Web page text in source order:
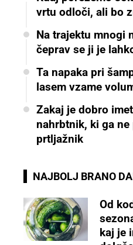
vrtu odloči, ali bo
Na trajektu mnogi
čeprav se ji je
Ta napaka pri
lasem vzame
Zakaj je dobro
nahrbtnik, ki ga
prtljažnik
NAJBOLJ BRANO
Od
kaj je